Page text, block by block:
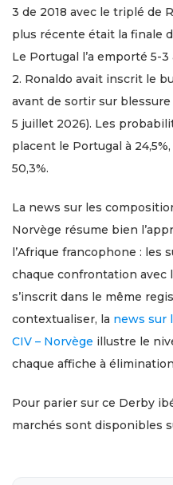
3 de 2018 avec le triplé de
plus récente était la finale
Le Portugal l’a emporté 5-
2. Ronaldo avait inscrit le
avant de sortir sur
5 juillet 2026). Les
placent le Portugal à
50,3%.
La news sur les
Norvège résume bien
l’Afrique francophone :
chaque confrontation avec
s’inscrit dans le même
contextualiser, la news sur
CIV – Norvège illustre le
chaque affiche à
Pour parier sur ce Derby
marchés sont disponibles